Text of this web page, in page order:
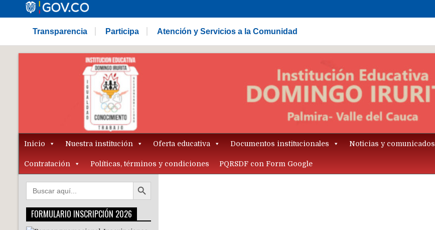
Transparencia Participa Atención y Servicios a la Comunidad
Inicio Nuestra institución Oferta educativa Documentos institucionales Noticias y comunicados
Contratación Políticas, términos y condiciones PQRSDF con Form Google
Buscar: Botón de búsqueda
FORMULARIO INSCRIPCIÓN 2026